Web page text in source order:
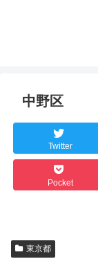
中野区
Twitter
Pocket
東京都